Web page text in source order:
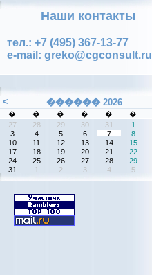
Наши контакты
тел.: +7 (495) 367-13-77
e-mail: greko@cgconsult.ru